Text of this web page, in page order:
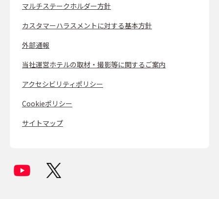
マルチステークホルダー方針
カスタマーハラスメントに対する基本方針
外部通報
当社運営ホテルの取材・撮影等に関するご案内
アクセシビリティポリシー
Cookieポリシー
サイトマップ